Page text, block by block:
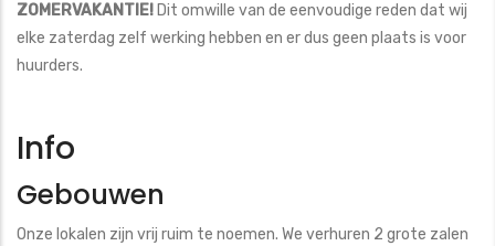
ZOMERVAKANTIE! Dit omwille van de eenvoudige reden dat wij
elke zaterdag zelf werking hebben en er dus geen plaats is voor
huurders.
Info
Gebouwen
Onze lokalen zijn vrij ruim te noemen. We verhuren 2 grote zalen